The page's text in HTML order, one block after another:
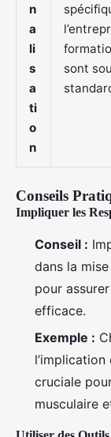
n
a
li
s
a
ti
o
n
sont
Conseils
Impliquer les
Conseil :
dans la
pour
efficace.
Exemple :
l’implication
cruciale
musculaire